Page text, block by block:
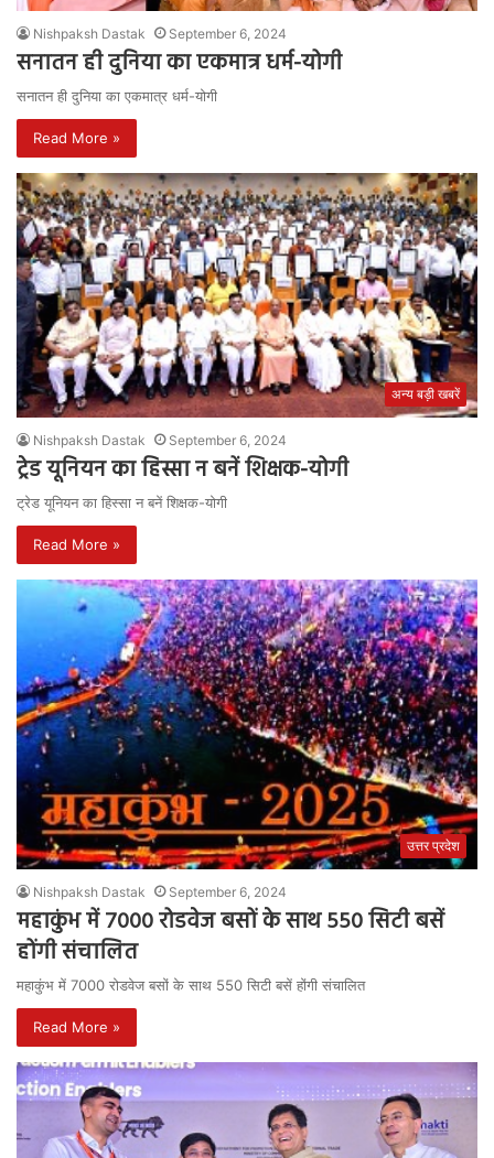
Nishpaksh Dastak September 6, 2024
सनातन ही दुनिया का एकमात्र धर्म-योगी
सनातन ही दुनिया का एकमात्र धर्म-योगी
Read More »
अन्य बड़ी खबरें
Nishpaksh Dastak September 6, 2024
ट्रेड यूनियन का हिस्सा न बनें शिक्षक-योगी
ट्रेड यूनियन का हिस्सा न बनें शिक्षक-योगी
Read More »
उत्तर प्रदेश
Nishpaksh Dastak September 6, 2024
महाकुंभ में 7000 रोडवेज बसों के साथ 550 सिटी बसें
होंगी संचालित
महाकुंभ में 7000 रोडवेज बसों के साथ 550 सिटी बसें होंगी संचालित
Read More »